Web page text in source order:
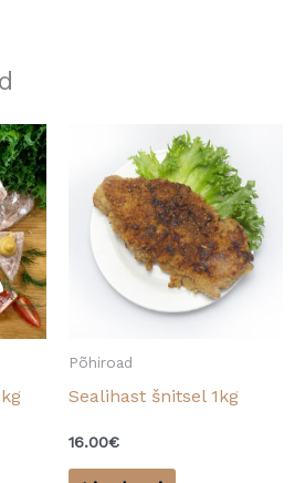
Põhiroad
Sealihast šnitsel 1kg
16.00€